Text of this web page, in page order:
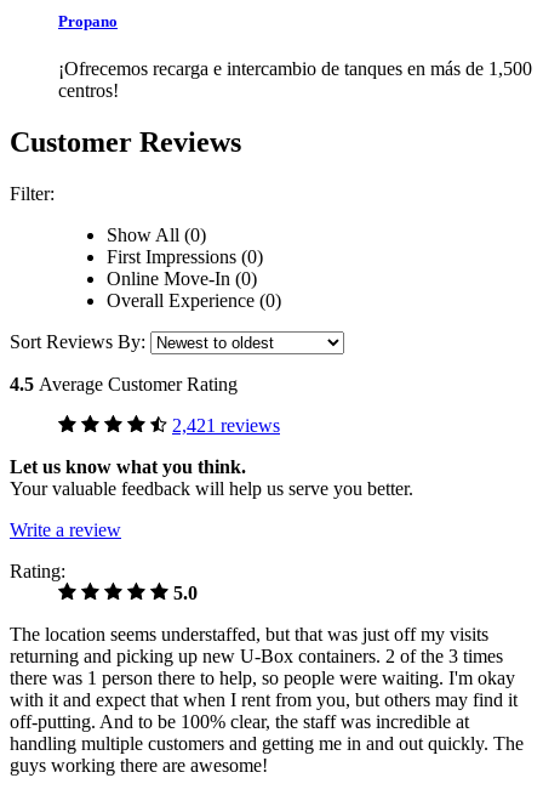
Propano
¡Ofrecemos recarga e intercambio de tanques en más de 1,500
centros!
Customer Reviews
Filter:
Show All (0)
First Impressions (0)
Online Move-In (0)
Overall Experience (0)
Sort Reviews By:
4.5 Average Customer Rating
2,421 reviews
Let us know what you think.
Your valuable feedback will help us serve you better.
Write a review
Rating:
5.0
The location seems understaffed, but that was just off my visits
returning and picking up new U-Box containers. 2 of the 3 times
there was 1 person there to help, so people were waiting. I'm okay
with it and expect that when I rent from you, but others may find it
off-putting. And to be 100% clear, the staff was incredible at
handling multiple customers and getting me in and out quickly. The
guys working there are awesome!